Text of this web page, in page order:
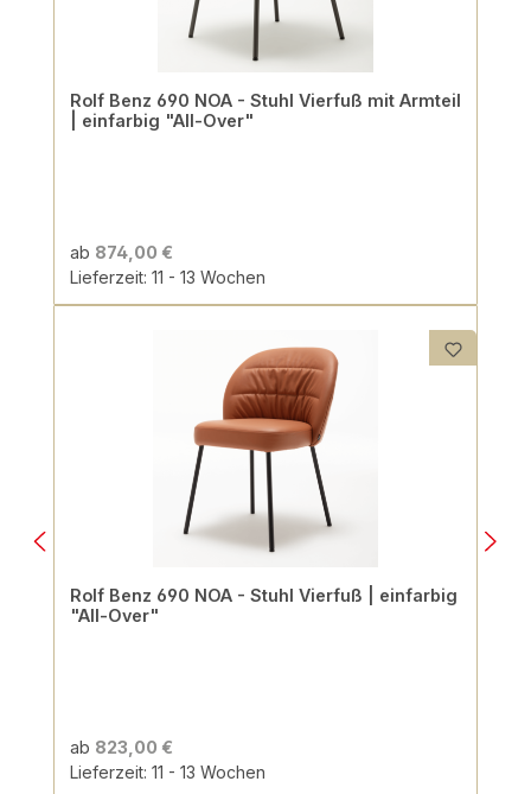
Rolf Benz 690 NOA - Stuhl Vierfuß mit Armteil
| einfarbig "All-Over"
ab 874,00 €
Lieferzeit: 11 - 13 Wochen
Rolf Benz 690 NOA - Stuhl Vierfuß | einfarbig
"All-Over"
ab 823,00 €
Lieferzeit: 11 - 13 Wochen